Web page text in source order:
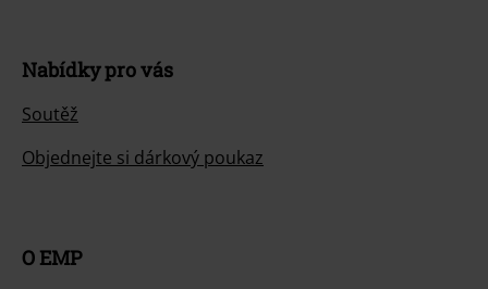
Nabídky pro vás
Soutěž
Objednejte si dárkový poukaz
O EMP